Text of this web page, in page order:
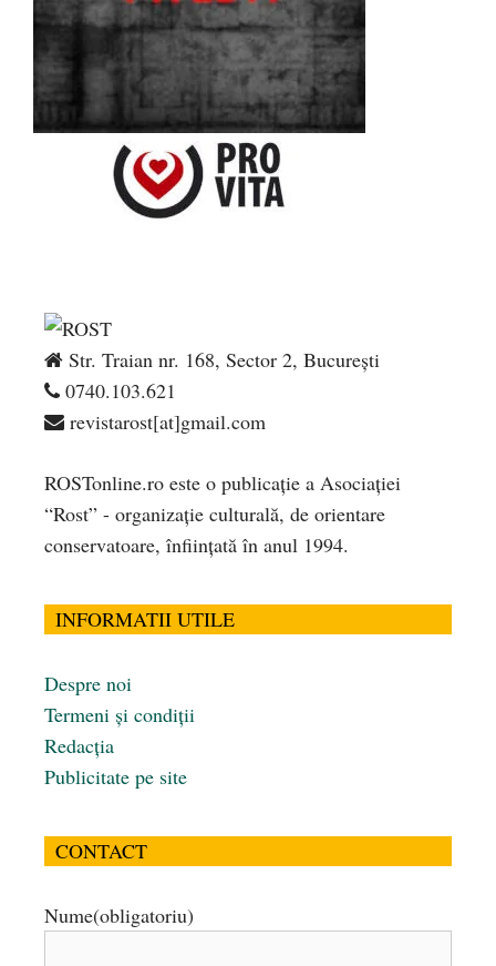
Str. Traian nr. 168, Sector 2, București
0740.103.621
revistarost[at]gmail.com
ROSTonline.ro este o publicaţie a Asociaţiei
“Rost” - organizaţie culturală, de orientare
conservatoare, înfiinţată în anul 1994.
INFORMATII UTILE
Despre noi
Termeni și condiții
Redacția
Publicitate pe site
CONTACT
Nume(obligatoriu)